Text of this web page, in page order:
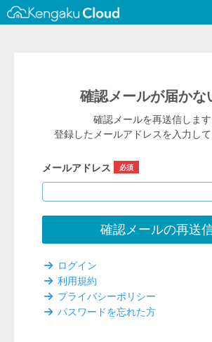
確認メールが届かな
確認メールを再送信します
登録したメールアドレスを入力して
メールアドレス
ログイン
利用規約
プライバシーポリシー
パスワードを忘れた方